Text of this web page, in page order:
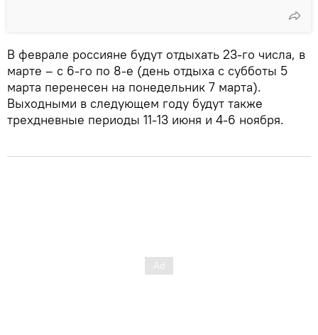
В феврале россияне будут отдыхать 23-го числа, в
марте – с 6-го по 8-е (день отдыха с субботы 5
марта перенесен на понедельник 7 марта).
Выходными в следующем году будут также
трехдневные периоды 11-13 июня и 4-6 ноября.